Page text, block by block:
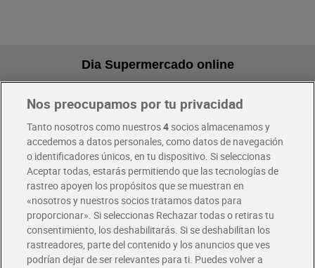
Dia Supermercado online
Pide hoy, recibe hoy
Envío gratis por compras superiores a 100€
Envío estandar por 4,99€
Glovo y Uber Eats
Solicita tu factura de Glovo o Uber Eats
Nos preocupamos por tu privacidad
Tanto nosotros como nuestros4socios almacenamos y
accedemos a datos personales, como datos de navegación
o identificadores únicos, en tu dispositivo. Si seleccionas
Aceptar todas, estarás permitiendo que las tecnologías de
rastreo apoyen los propósitos que se muestran en
«nosotros y nuestros socios tratamos datos para
proporcionar». Si seleccionas Rechazar todas o retiras tu
consentimiento, los deshabilitarás. Si se deshabilitan los
rastreadores, parte del contenido y los anuncios que ves
podrían dejar de ser relevantes para ti. Puedes volver a